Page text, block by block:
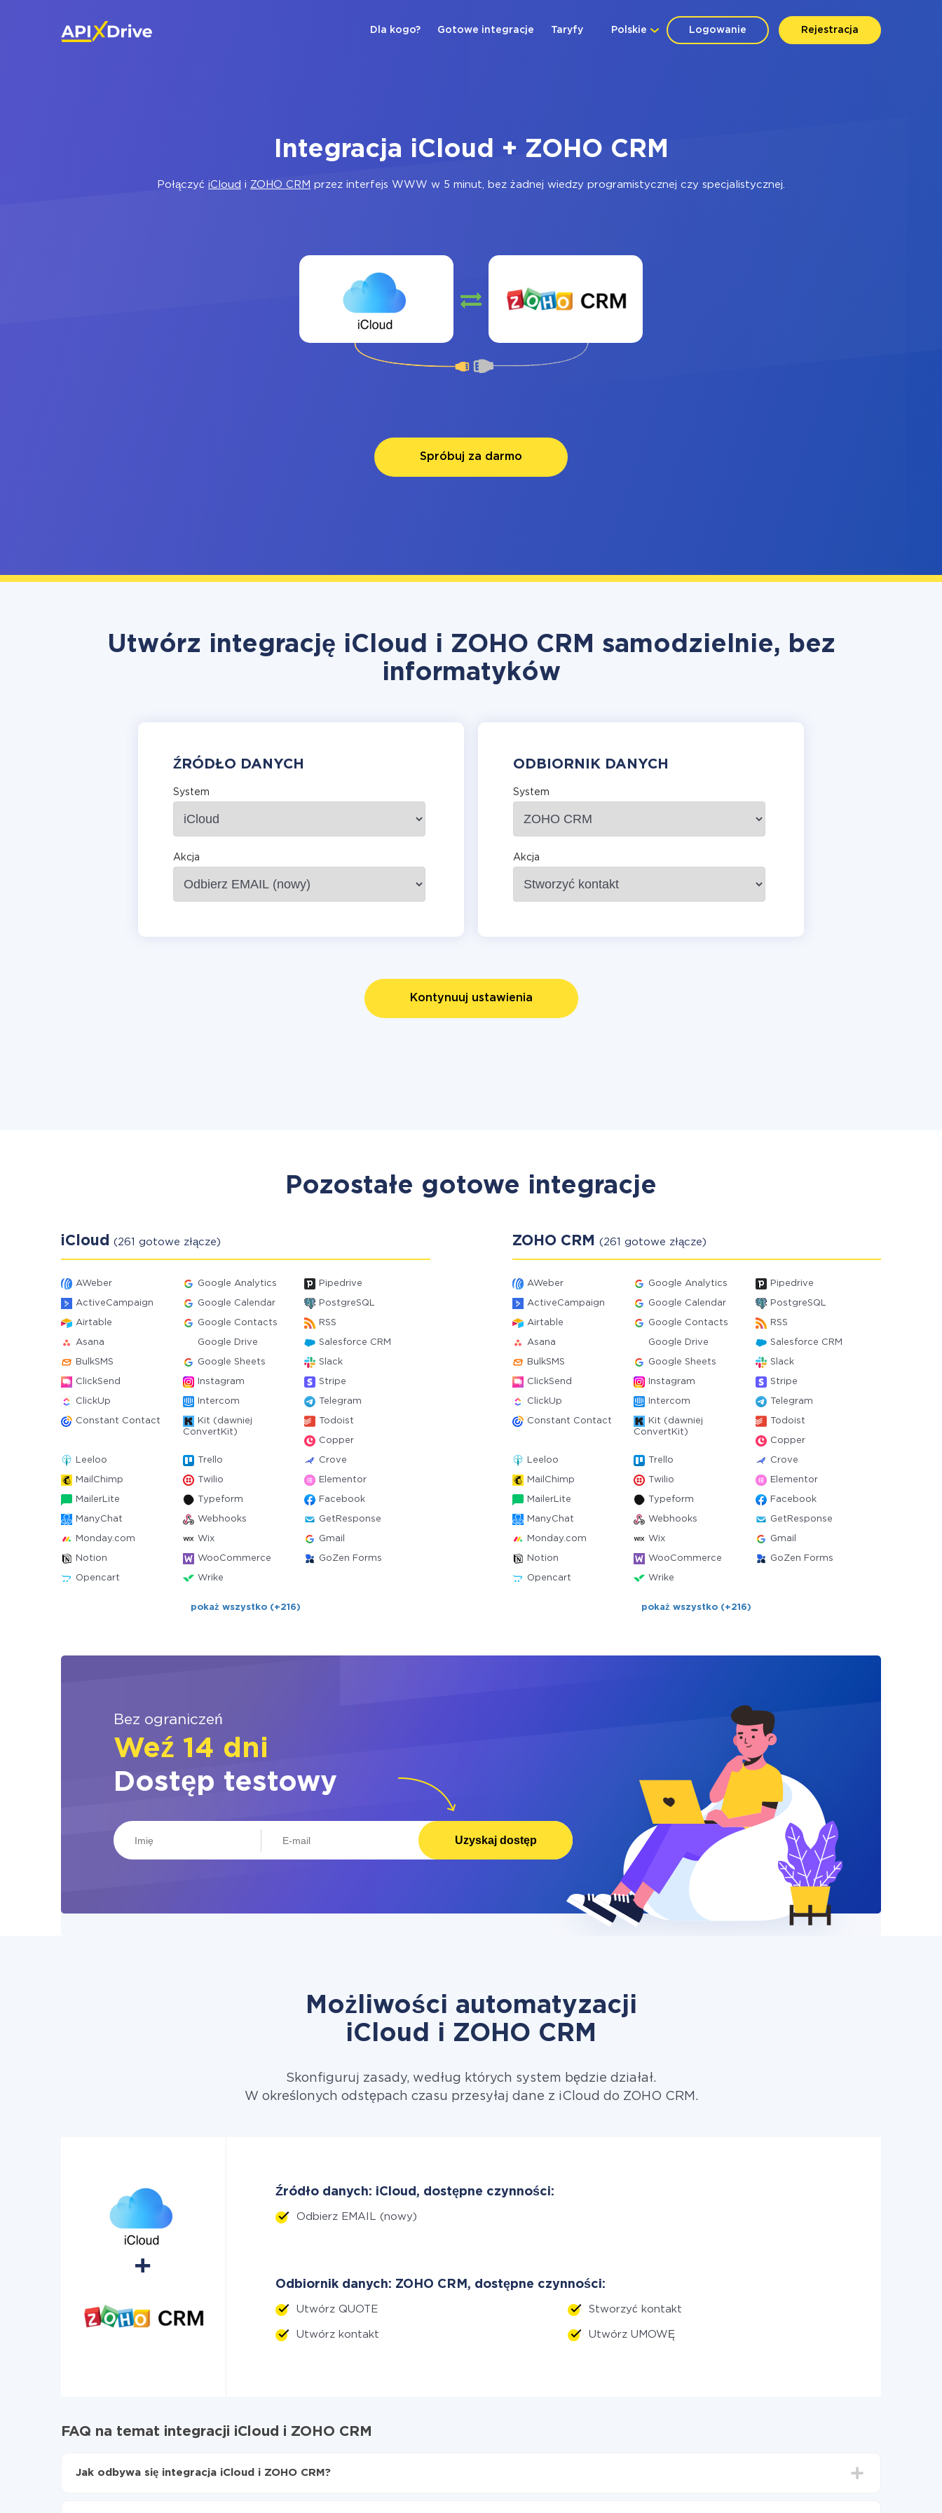
Logowanie Rejestracja
Polskie
Dla kogo? Gotowe integracje Taryfy
Integracja iCloud + ZOHO CRM
Połączyć iCloud i ZOHO CRM przez interfejs WWW w 5 minut, bez żadnej wiedzy programistycznej czy specjalistycznej.
Spróbuj za darmo
Utwórz integrację iCloud i ZOHO CRM samodzielnie, bez
informatyków
ŹRÓDŁO DANYCH
System
Akcja
ODBIORNIK DANYCH
System
Akcja
Kontynuuj ustawienia
Pozostałe gotowe integracje
iCloud (261 gotowe złącze)
AWeber Google Analytics Pipedrive
ActiveCampaign Google Calendar PostgreSQL
Airtable Google Contacts RSS
Asana Google Drive Salesforce CRM
BulkSMS Google Sheets Slack
ClickSend Instagram Stripe
ClickUp Intercom Telegram
Constant Contact
Kit (dawniej
ConvertKit)
Todoist
Copper
Leeloo Trello Crove
MailChimp Twilio Elementor
MailerLite Typeform Facebook
ManyChat Webhooks GetResponse
Monday.com Wix Gmail
Notion WooCommerce GoZen Forms
Opencart Wrike
pokaż wszystko (+216)
ZOHO CRM (261 gotowe złącze)
AWeber Google Analytics Pipedrive
ActiveCampaign Google Calendar PostgreSQL
Airtable Google Contacts RSS
Asana Google Drive Salesforce CRM
BulkSMS Google Sheets Slack
ClickSend Instagram Stripe
ClickUp Intercom Telegram
Constant Contact
Kit (dawniej
ConvertKit)
Todoist
Copper
Leeloo Trello Crove
MailChimp Twilio Elementor
MailerLite Typeform Facebook
ManyChat Webhooks GetResponse
Monday.com Wix Gmail
Notion WooCommerce GoZen Forms
Opencart Wrike
pokaż wszystko (+216)
Bez ograniczeń
Weź 14 dni
Dostęp testowy
Uzyskaj dostęp
Możliwości automatyzacji
iCloud i ZOHO CRM
Skonfiguruj zasady, według których system będzie działał.
W określonych odstępach czasu przesyłaj dane z iCloud do ZOHO CRM.
Źródło danych: iCloud, dostępne czynności:
Odbierz EMAIL (nowy)
Odbiornik danych: ZOHO CRM, dostępne czynności:
Utwórz QUOTE Stworzyć kontakt
Utwórz kontakt Utwórz UMOWĘ
FAQ na temat integracji iCloud i ZOHO CRM
Jak odbywa się integracja iCloud i ZOHO CRM?